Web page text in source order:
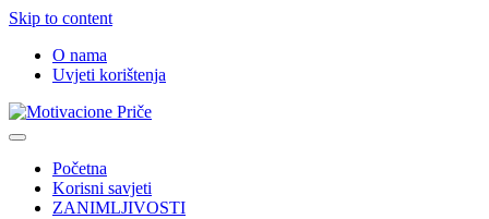
Skip to content
O nama
Uvjeti korištenja
Početna
Korisni savjeti
ZANIMLJIVOSTI